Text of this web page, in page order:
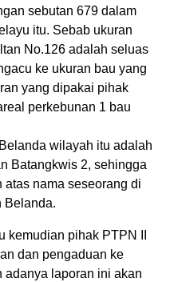
sebutan 679 dalam
itu. Sebab ukuran
No.126 adalah seluas
ke ukuran bau yang
yang dipakai pihak
perkebunan 1 bau
wilayah itu adalah
Batangkwis 2, sehingga
atas nama seseorang di
Belanda.
kemudian pihak PTPN II
dan pengaduan ke
adanya laporan ini akan